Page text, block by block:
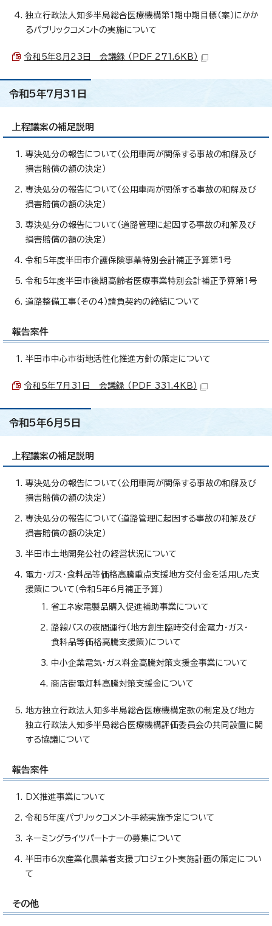
独立行政法人知多半島総合医療機構第1期中期目標（案）にかか
るパブリックコメントの実施について
令和5年8月23日 会議録 （PDF 271.6KB）
令和5年7月31日
上程議案の補足説明
専決処分の報告について（公用車両が関係する事故の和解及び
損害賠償の額の決定）
専決処分の報告について（公用車両が関係する事故の和解及び
損害賠償の額の決定）
専決処分の報告について（道路管理に起因する事故の和解及び
損害賠償の額の決定）
令和5年度半田市介護保険事業特別会計補正予算第1号
令和5年度半田市後期高齢者医療事業特別会計補正予算第1号
道路整備工事（その4）請負契約の締結について
報告案件
半田市中心市街地活性化推進方針の策定について
令和5年7月31日 会議録 （PDF 331.4KB）
令和5年6月5日
上程議案の補足説明
専決処分の報告について（公用車両が関係する事故の和解及び
損害賠償の額の決定）
専決処分の報告について（道路管理に起因する事故の和解及び
損害賠償の額の決定）
半田市土地開発公社の経営状況について
電力・ガス・食料品等価格高騰重点支援地方交付金を活用した支
援策について（令和5年6月補正予算）
省エネ家電製品購入促進補助事業について
路線バスの夜間運行（地方創生臨時交付金電力・ガス・
食料品等価格高騰支援策）について
中小企業電気・ガス料金高騰対策支援金事業について
商店街電灯料高騰対策支援金について
地方独立行政法人知多半島総合医療機構定款の制定及び地方
独立行政法人知多半島総合医療機構評価委員会の共同設置に関
する協議について
報告案件
DX推進事業について
令和5年度パブリックコメント手続実施予定について
ネーミングライツパートナーの募集について
半田市6次産業化農業者支援プロジェクト実施計画の策定につい
て
その他